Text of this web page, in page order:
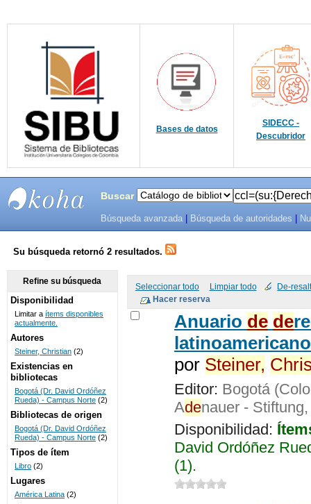
Bases de datos
SIDECC -
Descubridor
SISTEMAS
DE
BIBLIOTECAS
UNICOC
Buscar
Búsqueda avanzada Búsqueda de autoridades
Su búsqueda retornó 2 resultados.
Seleccionar todo Limpiar todo De-
Anuario de de
por Steiner,
Editor: Bogotá
Adenauer -
Disponibilidad:
David Ordóñez
(1).
Refine su búsqueda
Disponibilidad
Limitar a ítems disponibles
actualmente.
Autores
Steiner, Christian (2)
Existencias en
bibliotecas
Bogotá (Dr. David Ordóñez
Rueda) - Campus Norte (2)
Bibliotecas de origen
Bogotá (Dr. David Ordóñez
Rueda) - Campus Norte (2)
Tipos de ítem
Libro (2)
Lugares
América Latina (2)